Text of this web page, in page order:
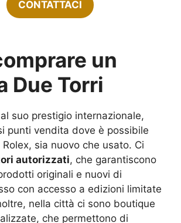
CONTATTACI
un
Due Torri
suo prestigio internazionale,
punti vendita dove è possibile
sia nuovo che usato. Ci
autorizzati, che garantiscono
originali e nuovi di
con accesso a edizioni limitate
nella città ci sono boutique
che permettono di